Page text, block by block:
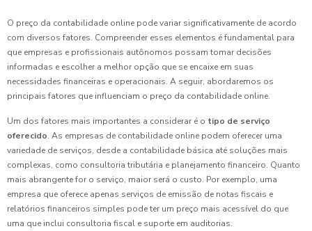
O preço da contabilidade online pode variar significativamente de acordo
com diversos fatores. Compreender esses elementos é fundamental para
que empresas e profissionais autônomos possam tomar decisões
informadas e escolher a melhor opção que se encaixe em suas
necessidades financeiras e operacionais. A seguir, abordaremos os
principais fatores que influenciam o preço da contabilidade online.
Um dos fatores mais importantes a considerar é o tipo de serviço
oferecido. As empresas de contabilidade online podem oferecer uma
variedade de serviços, desde a contabilidade básica até soluções mais
complexas, como consultoria tributária e planejamento financeiro. Quanto
mais abrangente for o serviço, maior será o custo. Por exemplo, uma
empresa que oferece apenas serviços de emissão de notas fiscais e
relatórios financeiros simples pode ter um preço mais acessível do que
uma que inclui consultoria fiscal e suporte em auditorias.